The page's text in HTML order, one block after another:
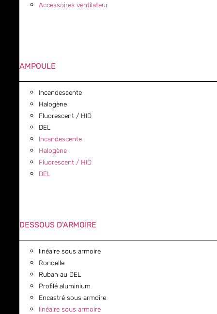
Accessoires ventilateur
AMPOULE
Incandescente
Halogène
Fluorescent / HID
DEL
Incandescente
Halogène
Fluorescent / HID
DEL
DESSOUS D'ARMOIRE
linéaire sous armoire
Rondelle
Ruban au DEL
Profilé aluminium
Encastré sous armoire
linéaire sous armoire